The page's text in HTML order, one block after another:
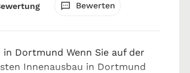
Bewerten
in Dortmund Wenn Sie auf der
Innenausbau in Dortmund